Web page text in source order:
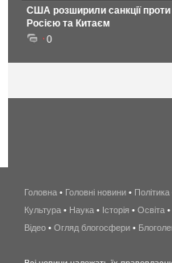
США розширили санкції проти
Росією та Китаєм
0
Головна • Головні новини • Політика
Культура • Наука • Історія • Освіта •
Відео • Огляд блогосфери •